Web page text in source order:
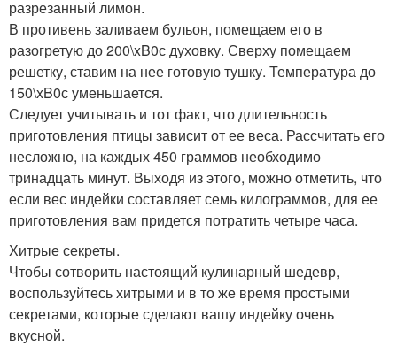
разрезанный лимон.
В противень заливаем бульон, помещаем его в
разогретую до 200\xB0с духовку. Сверху помещаем
решетку, ставим на нее готовую тушку. Температура до
150\xB0с уменьшается.
Следует учитывать и тот факт, что длительность
приготовления птицы зависит от ее веса. Рассчитать его
несложно, на каждых 450 граммов необходимо
тринадцать минут. Выходя из этого, можно отметить, что
если вес индейки составляет семь килограммов, для ее
приготовления вам придется потратить четыре часа.
Хитрые секреты.
Чтобы сотворить настоящий кулинарный шедевр,
воспользуйтесь хитрыми и в то же время простыми
секретами, которые сделают вашу индейку очень
вкусной.